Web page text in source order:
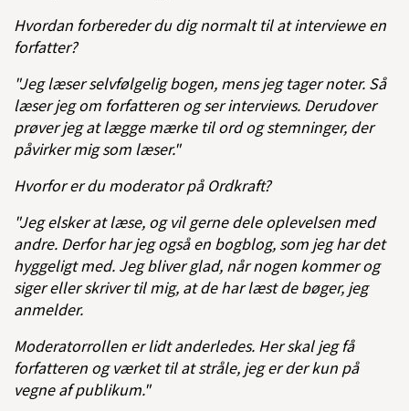
Hvordan forbereder du dig normalt til at interviewe en
forfatter?
"Jeg læser selvfølgelig bogen, mens jeg tager noter. Så
læser jeg om forfatteren og ser interviews. Derudover
prøver jeg at lægge mærke til ord og stemninger, der
påvirker mig som læser."
Hvorfor er du moderator på Ordkraft?
"Jeg elsker at læse, og vil gerne dele oplevelsen med
andre. Derfor har jeg også en bogblog, som jeg har det
hyggeligt med. Jeg bliver glad, når nogen kommer og
siger eller skriver til mig, at de har læst de bøger, jeg
anmelder.
Moderatorrollen er lidt anderledes. Her skal jeg få
forfatteren og værket til at stråle, jeg er der kun på
vegne af publikum."